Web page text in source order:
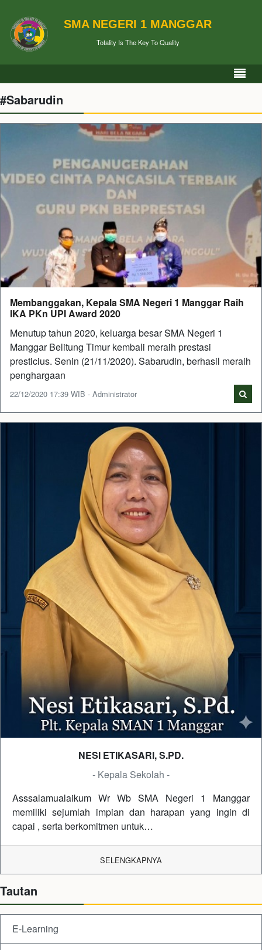
SMA NEGERI 1 MANGGAR
Totality Is The Key To Quality
#Sabarudin
Membanggakan, Kepala SMA Negeri 1 Manggar Raih
IKA PKn UPI Award 2020
Menutup tahun 2020, keluarga besar SMA Negeri 1
Manggar Belitung Timur kembali meraih prestasi
presticius. Senin (21/11/2020). Sabarudin, berhasil meraih
penghargaan
22/12/2020 17:39 WIB - Administrator
NESI ETIKASARI, S.PD.
- Kepala Sekolah -
Asssalamualaikum Wr Wb SMA Negeri 1 Manggar
memiliki sejumlah impian dan harapan yang ingin di
capai , serta berkomitmen untuk…
SELENGKAPNYA
Tautan
E-Learning